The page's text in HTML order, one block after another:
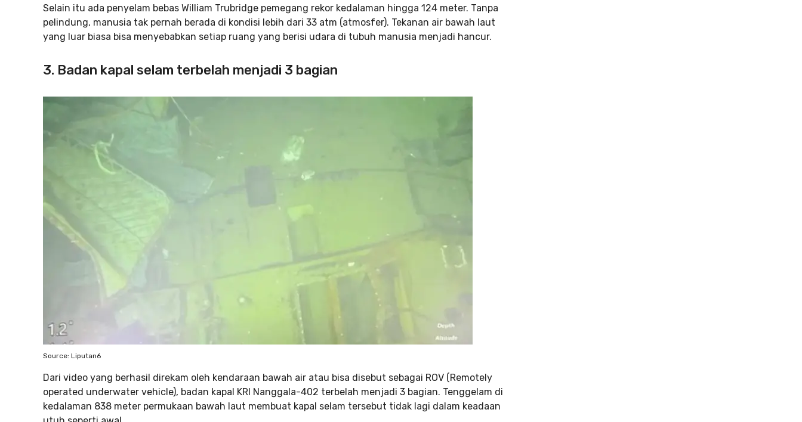
Selain itu ada penyelam bebas William Trubridge pemegang rekor kedalaman hingga 124 meter. Tanpa
pelindung, manusia tak pernah berada di kondisi lebih dari 33 atm (atmosfer). Tekanan air bawah laut
yang luar biasa bisa menyebabkan setiap ruang yang berisi udara di tubuh manusia menjadi hancur.
3. Badan kapal selam terbelah menjadi 3 bagian
Source: Liputan6
Dari video yang berhasil direkam oleh kendaraan bawah air atau bisa disebut sebagai ROV (Remotely
operated underwater vehicle), badan kapal KRI Nanggala-402 terbelah menjadi 3 bagian. Tenggelam di
kedalaman 838 meter permukaan bawah laut membuat kapal selam tersebut tidak lagi dalam keadaan